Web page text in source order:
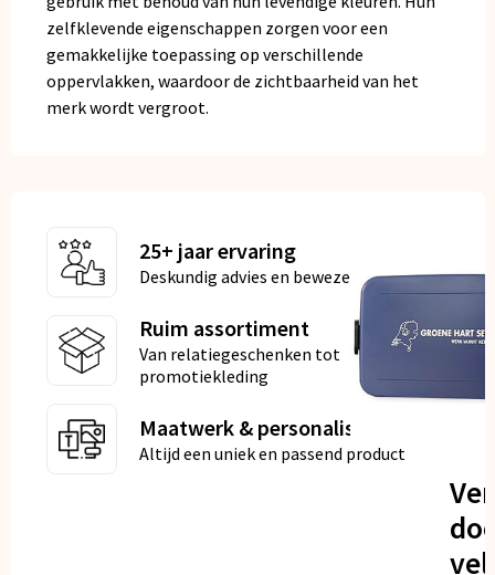
zelfklevende eigenschappen zorgen voor een
gemakkelijke toepassing op verschillende
oppervlakken, waardoor de zichtbaarheid van het
merk wordt vergroot.
25+ jaar ervaring
Deskundig advies en bewezen kwaliteit
Ruim assortiment
Van relatiegeschenken tot
promotiekleding
Maatwerk & personalisatie
Altijd een uniek en passend product